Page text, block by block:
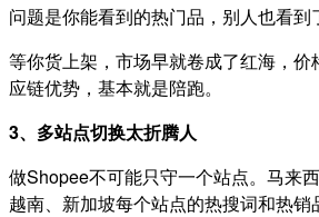
问题是你能看到的热门品，别人也看到
等你货上架，市场早就卷成了红海，
应链优势，基本就是陪跑。
3、多站点切换太折腾人
做Shopee不可能只守一个站点。马来
越南、新加坡每个站点的热搜词和热销